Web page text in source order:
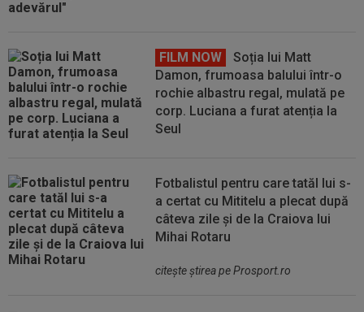
FILM NOW
Soția lui Matt
Damon, frumoasa balului într-o
rochie albastru regal, mulată pe
corp. Luciana a furat atenția la
Seul
Fotbalistul pentru care tatăl lui s-
a certat cu Mititelu a plecat după
câteva zile și de la Craiova lui
Mihai Rotaru
citeşte ştirea pe Prosport.ro